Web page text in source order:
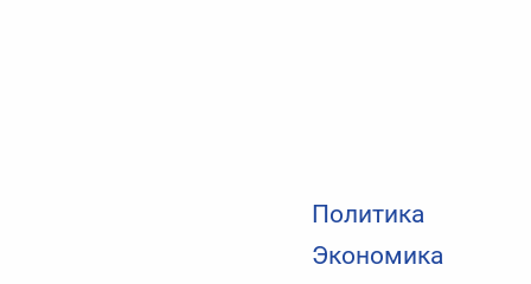
Политика
Экономика